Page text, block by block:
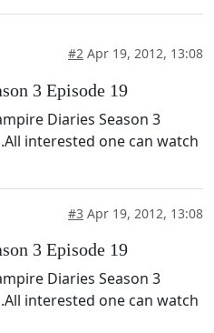
#2 Apr 19, 2012, 13:08
3 Episode 19
Diaries Season 3
interested one can watch
#3 Apr 19, 2012, 13:08
3 Episode 19
Diaries Season 3
interested one can watch